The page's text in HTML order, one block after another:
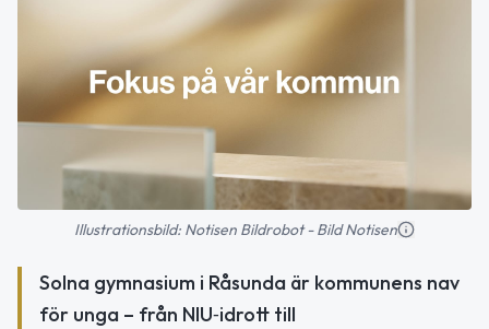
Illustrationsbild: Notisen Bildrobot - Bild Notisen
Solna gymnasium i Råsunda är kommunens nav
för unga – från NIU‑idrott till